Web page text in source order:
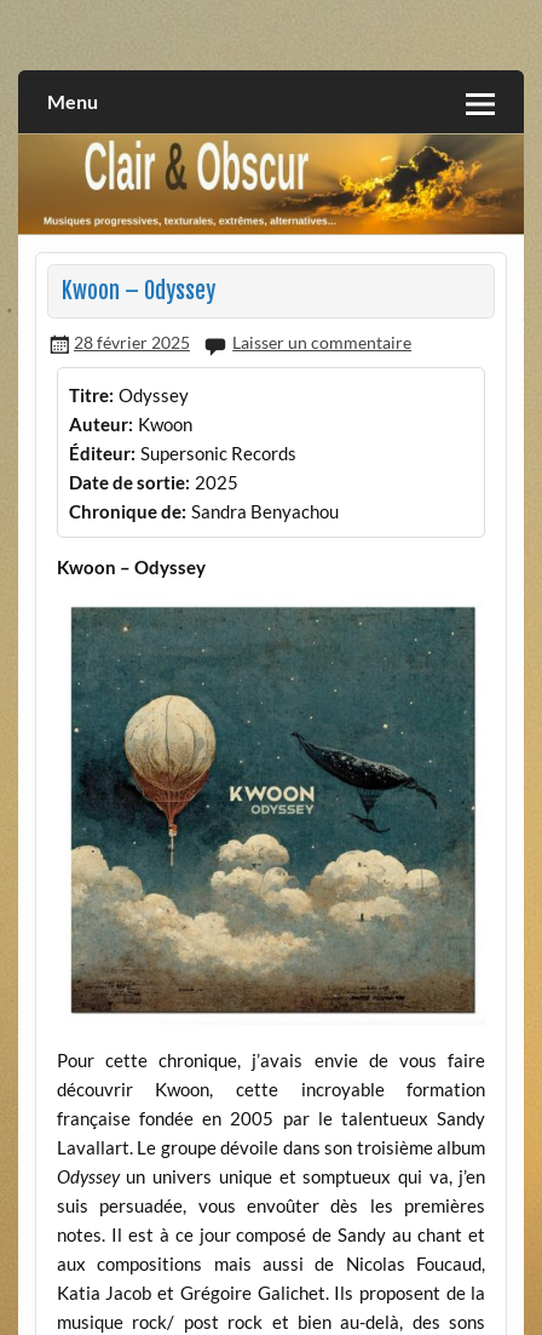
extrêmes, alternatives, texturales
Menu
Kwoon – Odyssey
28 février 2025 Laisser un commentaire
Titre: Odyssey
Auteur: Kwoon
Éditeur: Supersonic Records
Date de sortie: 2025
Chronique de: Sandra Benyachou
Kwoon – Odyssey
Pour cette chronique, j’avais envie de vous faire
découvrir Kwoon, cette incroyable formation
française fondée en 2005 par le talentueux Sandy
Lavallart. Le groupe dévoile dans son troisième album
Odysseyun univers unique et somptueux qui va, j’en
suis persuadée, vous envoûter dès les premières
notes. Il est à ce jour composé de Sandy au chant et
aux compositions mais aussi de Nicolas Foucaud,
Katia Jacob et Grégoire Galichet. Ils proposent de la
musique rock/ post rock et bien au-delà, des sons